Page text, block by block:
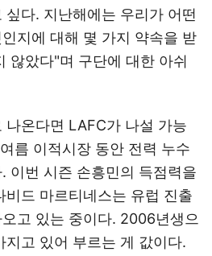
싶다. 지난해에는 우리가 어떤
지에 대해 몇 가지 약속을 받
않았다"며 구단에 대한 아쉬
나온다면 LAFC가 나설 가능
름 이적시장 동안 전력 누수
이번 시즌 손흥민의 득점력을
비드 마르티네스는 유럽 진출
고 있는 중이다. 2006년생으
지고 있어 부르는 게 값이다.